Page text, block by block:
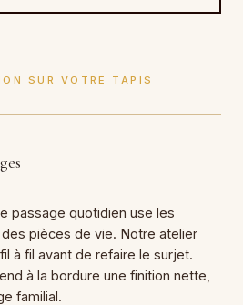
SUR VOTRE TAPIS
passage quotidien use les
pièces de vie. Notre atelier
à fil avant de refaire le surjet.
à la bordure une finition nette,
familial.